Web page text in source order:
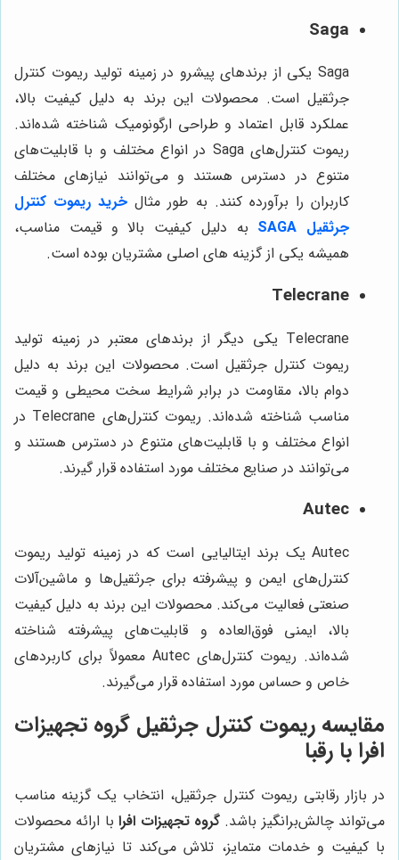
Saga
Saga یکی از برندهای پیشرو در زمینه تولید ریموت کنترل
جرثقیل است. محصولات این برند به دلیل کیفیت بالا،
عملکرد قابل اعتماد و طراحی ارگونومیک شناخته شده‌اند.
ریموت کنترل‌های Saga در انواع مختلف و با قابلیت‌های
متنوع در دسترس هستند و می‌توانند نیازهای مختلف
کاربران را برآورده کنند. به طور مثال خرید ریموت کنترل
جرثقیل SAGA
به دلیل کیفیت بالا و قیمت مناسب،
همیشه یکی از گزینه های اصلی مشتریان بوده است.
Telecrane
Telecrane یکی دیگر از برندهای معتبر در زمینه تولید
ریموت کنترل جرثقیل است. محصولات این برند به دلیل
دوام بالا، مقاومت در برابر شرایط سخت محیطی و قیمت
مناسب شناخته شده‌اند. ریموت کنترل‌های Telecrane در
انواع مختلف و با قابلیت‌های متنوع در دسترس هستند و
می‌توانند در صنایع مختلف مورد استفاده قرار گیرند.
Autec
Autec یک برند ایتالیایی است که در زمینه تولید ریموت
کنترل‌های ایمن و پیشرفته برای جرثقیل‌ها و ماشین‌آلات
صنعتی فعالیت می‌کند. محصولات این برند به دلیل کیفیت
بالا، ایمنی فوق‌العاده و قابلیت‌های پیشرفته شناخته
شده‌اند. ریموت کنترل‌های Autec معمولاً برای کاربردهای
خاص و حساس مورد استفاده قرار می‌گیرند.
مقایسه ریموت کنترل جرثقیل گروه تجهیزات
افرا با رقبا
در بازار رقابتی ریموت کنترل جرثقیل، انتخاب یک گزینه مناسب
می‌تواند چالش‌برانگیز باشد.گروه تجهیزات افرابا ارائه محصولات
با کیفیت و خدمات متمایز، تلاش می‌کند تا نیازهای مشتریان